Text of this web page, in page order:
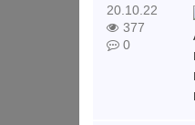
20.10.22
377
0